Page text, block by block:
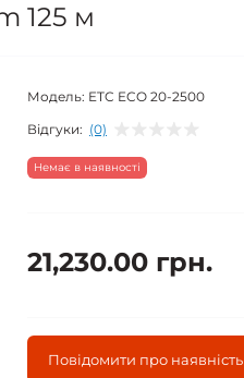
125 м
Модель: ETC ECO 20-2500
Відгуки: (0)
Немає в наявності
21,230.00 грн.
Повідомити про наявність